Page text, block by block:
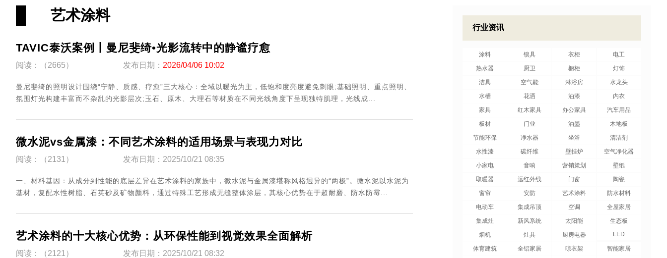
艺术涂料
TAVIC泰沃案例丨曼尼斐绮•光影流转中的静谧疗愈
阅读：（2665） 发布日期： 2026/04/06 10:02
曼尼斐绮的照明设计围绕“宁静、质感、疗愈”三大核心：全域以暖光为主，低饱和度亮度避免刺眼;基础照明、重点照明、
氛围灯光构建丰富而不杂乱的光影层次;玉石、原木、大理石等材质在不同光线角度下呈现独特肌理，光线成...
微水泥vs金属漆：不同艺术涂料的适用场景与表现力对比
阅读：（2131） 发布日期：2025/10/21 08:35
一、材料基因：从成分到性能的底层差异在艺术涂料的家族中，微水泥与金属漆堪称风格迥异的“两极”。微水泥以水泥为
基材，复配水性树脂、石英砂及矿物颜料，通过特殊工艺形成无缝整体涂层，其核心优势在于超耐磨、防水防霉...
艺术涂料的十大核心优势：从环保性能到视觉效果全面解析
阅读：（2121） 发布日期：2025/10/21 08:32
行业资讯
涂料 锁具 衣柜
电工
热水器
厨卫 橱柜
灯饰
洁具
空气能 淋浴房
水龙头
水槽
花洒 油漆
内衣
家具
红木家具 办公家具
汽车用品
板材
门业 油墨
木地板
节能环保
净水器 坐浴
清洁剂
水性漆
碳纤维 壁挂炉
空气净化器
小家电
音响 营销策划
壁纸
取暖器
远红外线 门窗
陶瓷
窗帘
安防 艺术涂料
防水材料
电动车
集成吊顶 空调
全屋家居
集成灶
新风系统 太阳能
生态板
烟机
灶具 厨房电器 LED
体育建筑 全铝家居 晾衣架
智能家居